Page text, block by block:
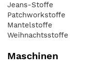
Jeans-Stoffe
Patchworkstoffe
Mantelstoffe
Weihnachtsstoffe
Maschinen